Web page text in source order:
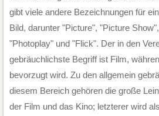
gibt viele andere Bezeichnungen für
Bild, darunter "Picture", "Picture
"Photoplay" und "Flick". Der in den
gebräuchlichste Begriff ist Film,
bevorzugt wird. Zu den allgemein
diesem Bereich gehören die große
der Film und das Kino; letzterer wird